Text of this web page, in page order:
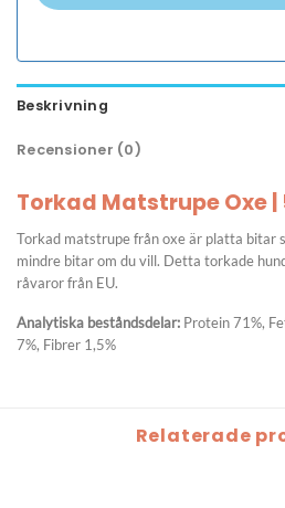
Beskrivning
Recensioner (0)
Torkad Matstrupe Oxe |
Torkad matstrupe från oxe är platta bitar
mindre bitar om du vill. Detta torkade
råvaror från EU.
Analytiska beståndsdelar: Protein 71%,
7%, Fibrer 1,5%
Relaterade